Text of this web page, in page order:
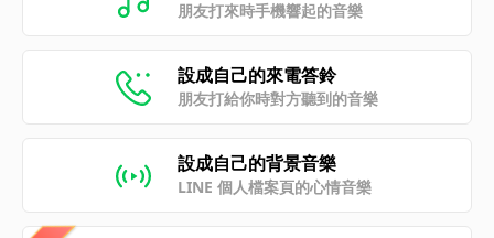
朋友打來時手機響起的音樂
設成自己的來電答鈴
朋友打給你時對方聽到的音樂
設成自己的背景音樂
LINE 個人檔案頁的心情音樂